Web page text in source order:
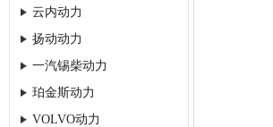
云内动力
扬动动力
一汽锡柴动力
珀金斯动力
VOLVO动力